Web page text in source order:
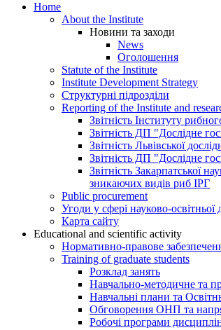
Home
About the Institute
Новини та заходи
News
Оголошення
Statute of the Institute
Institute Development Strategy
Структурні підрозділи
Reporting of the Institute and
Звітність Інституту
Звітність ДП "Дослідне
Звітність Львівської
Звітність ДП "Дослідне
Звітність Закарпатської
зникаючих видів риб ІРГ
Public procurement
Угоди у сфері науково-освітньої
Карта сайту
Educational and scientific activity
Нормативно-правове
Training of graduate students
Розклад занять
Навчально-методичне та
Навчальні плани та
Обговорення ОНП та
Робочі програми